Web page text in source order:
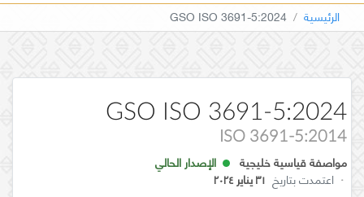
الرئيسية GSO ISO 3691-5:2024
GSO ISO 3691-5:2024
ISO 3691-5:2014
مواصفة قياسية خليجية
الإصدار الحالي
· اعتمدت بتاريخ ٣١ يناير ٢٠٢٤